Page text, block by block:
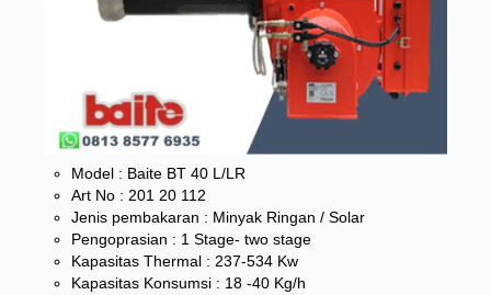
Model : Baite BT 40 L/LR
Art No : 201 20 112
Jenis pembakaran : Minyak Ringan / Solar
Pengoprasian : 1 Stage- two stage
Kapasitas Thermal : 237-534 Kw
Kapasitas Konsumsi : 18 -40 Kg/h